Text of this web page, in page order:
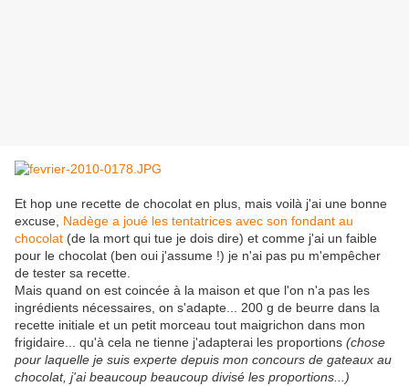
Et hop une recette de chocolat en plus, mais voilà j'ai une bonne
excuse, Nadège a joué les tentatrices avec son fondant au
chocolat (de la mort qui tue je dois dire) et comme j'ai un faible
pour le chocolat (ben oui j'assume !) je n'ai pas pu m'empêcher
de tester sa recette.
Mais quand on est coincée à la maison et que l'on n'a pas les
ingrédients nécessaires, on s'adapte... 200 g de beurre dans la
recette initiale et un petit morceau tout maigrichon dans mon
frigidaire... qu'à cela ne tienne j'adapterai les proportions (chose
pour laquelle je suis experte depuis mon concours de gateaux au
chocolat, j'ai beaucoup beaucoup divisé les proportions...)